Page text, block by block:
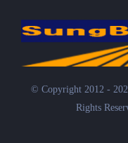
© Copyright 2012 -
Rights